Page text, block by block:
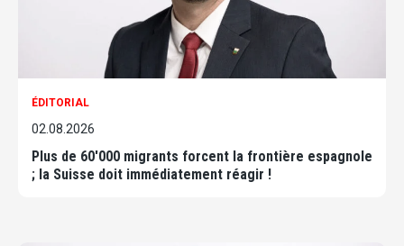
ÉDITORIAL
02.08.2026
Plus de 60'000 migrants forcent la frontière espagnole
; la Suisse doit immédiatement réagir !